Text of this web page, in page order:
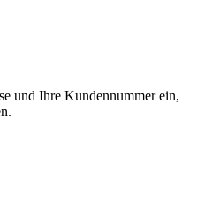
und Ihre Kundennummer ein,